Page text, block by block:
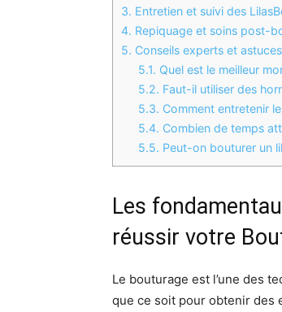
3. Entretien et suivi des
4. Repiquage et soins post-
5. Conseils experts et
5.1. Quel est le meilleur
5.2. Faut-il utiliser des
5.3. Comment entretenir
5.4. Combien de temps
5.5. Peut-on bouturer un
Les
réussir votre
Le bouturage est l’une des
que ce soit pour obtenir des